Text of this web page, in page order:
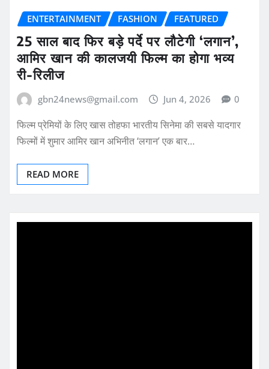
ENTERTAINMENT FASHION FEATURED
25 साल बाद फिर बड़े पर्दे पर लौटेगी ‘लगान’,
आमिर खान की कालजयी फिल्म का होगा भव्य
री-रिलीज
gbn24news@gmail.com Jun 4, 2026 0
फिल्म प्रेमियों के लिए खास तोहफा भारतीय सिनेमा की सबसे यादगार
फिल्मों में शुमार आमिर खान अभिनीत ‘लगान’ एक बार…
READ MORE